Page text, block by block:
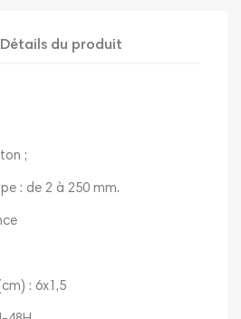
Détails du produit
;
: de 2 à 250 mm.
: 6x1,5